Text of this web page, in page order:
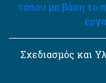
τόπου με βάση το
Σχεδιασμός και